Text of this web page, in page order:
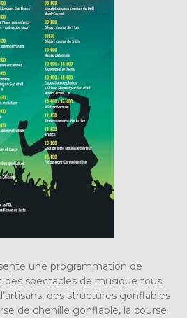
une programmation de
des spectacles de musique tous
des structures gonflables
de chenille gonflable, la course